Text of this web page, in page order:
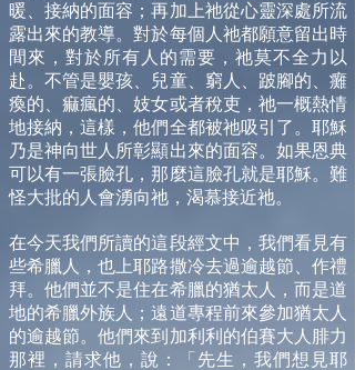
暖、接納的面容；再加上祂從心靈深處所流
露出來的教導。對於每個人祂都願意留出時
間來，對於所有人的需要，祂莫不全力以
赴。不管是嬰孩、兒童、窮人、跛腳的、癱
瘓的、痲瘋的、妓女或者稅吏，祂一概熱情
地接納，這樣，他們全都被祂吸引了。耶穌
乃是神向世人所彰顯出來的面容。如果恩典
可以有一張臉孔，那麼這臉孔就是耶穌。難
怪大批的人會湧向祂，渴慕接近祂。
在今天我們所讀的這段經文中，我們看見有
些希臘人，也上耶路撒冷去過逾越節、作禮
拜。他們並不是住在希臘的猶太人，而是道
地的希臘外族人；遠道專程前來參加猶太人
的逾越節。他們來到加利利的伯賽大人腓力
那裡，請求他，說：「先生，我們想見耶